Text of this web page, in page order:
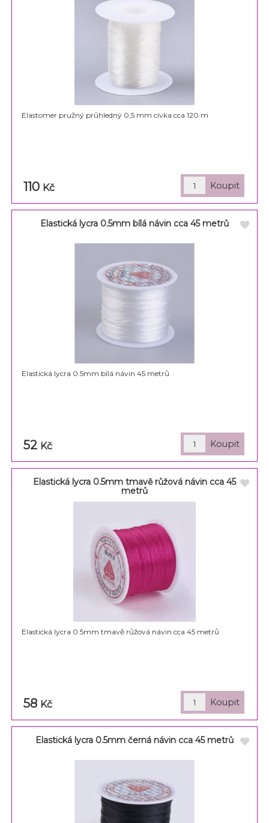
Elastomer pružný průhledný 0,5 mm cívka cca 120 m
110 Kč
Elastická lycra 0.5mm bílá návin cca 45 metrů
Elastická lycra 0.5mm bílá návin 45 metrů
52 Kč
Elastická lycra 0.5mm tmavě růžová návin cca 45
metrů
Elastická lycra 0.5mm tmavě růžová návin cca 45 metrů
58 Kč
Elastická lycra 0.5mm černá návin cca 45 metrů